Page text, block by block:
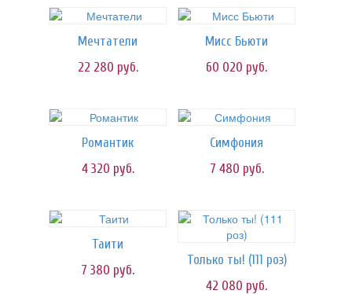
Мечтатели
22 280 руб.
Мисс Бьюти
60 020 руб.
Романтик
4 320 руб.
Симфония
7 480 руб.
Таити
7 380 руб.
Только ты! (111 роз)
42 080 руб.